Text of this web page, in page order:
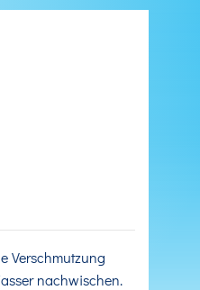
Verschmutzung
nachwischen.